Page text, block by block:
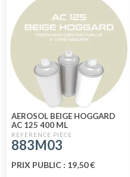
AEROSOL BEIGE HOGGARD
AC 125 400 ML
883M03
PRIX PUBLIC : 19,50 €